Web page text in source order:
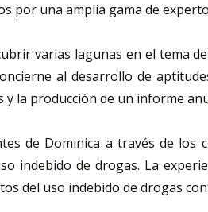
una amplia gama de
varias lagunas en el tema
al desarrollo de
la producción de un informe
de Dominica a través de los
indebido de drogas. La
del uso indebido de drogas